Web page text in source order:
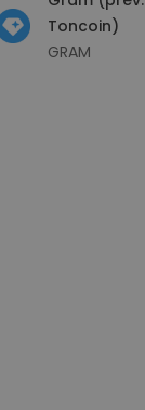
Toncoin)
GRAM